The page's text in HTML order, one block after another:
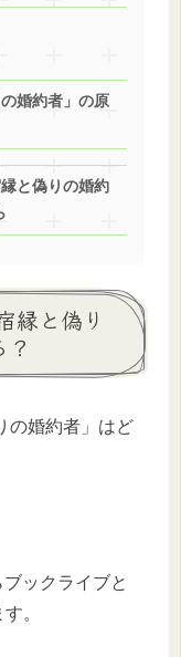
婚約者」の原
と偽りの婚約
縁と偽り
の婚約者」はど
ックライブと
。